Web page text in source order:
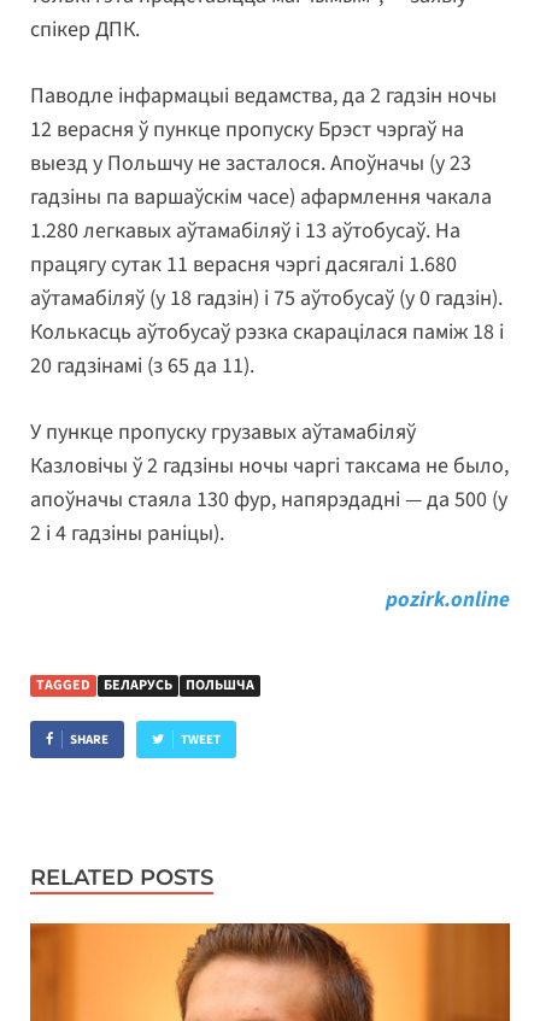
спікер ДПК.
Паводле інфармацыі ведамства, да 2 гадзін ночы
12 верасня ў пункце пропуску Брэст чэргаў на
выезд у Польшчу не засталося. Апоўначы (у 23
гадзіны па варшаўскім часе) афармлення чакала
1.280 легкавых аўтамабіляў і 13 аўтобусаў. На
працягу сутак 11 верасня чэргі дасягалі 1.680
аўтамабіляў (у 18 гадзін) і 75 аўтобусаў (у 0 гадзін).
Колькасць аўтобусаў рэзка скарацілася паміж 18 і
20 гадзінамі (з 65 да 11).
У пункце пропуску грузавых аўтамабіляў
Казловічы ў 2 гадзіны ночы чаргі таксама не было,
апоўначы стаяла 130 фур, напярэдадні — да 500 (у
2 і 4 гадзіны раніцы).
pozirk.online
TAGGED БЕЛАРУСЬ ПОЛЬШЧА
SHARE TWEET
RELATED POSTS